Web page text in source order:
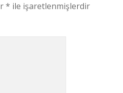
* ile işaretlenmişlerdir